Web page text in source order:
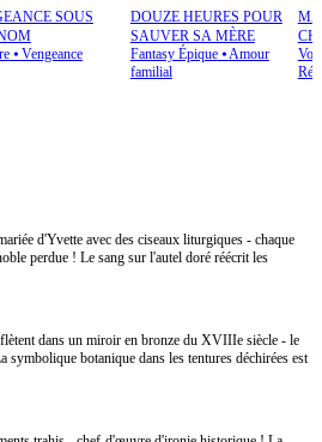
SOUS
⦁ Vengeance
DOUZE HEURES POUR
SAUVER SA MÈRE
Fantasy Épique⦁Amour
familial
d'Yvette avec des ciseaux liturgiques - chaque
perdue ! Le sang sur l'autel doré réécrit les
dans un miroir en bronze du XVIIIe siècle - le
botanique dans les tentures déchirées est